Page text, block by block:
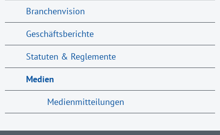
Branchenvision
Geschäftsberichte
Statuten & Reglemente
Medien
Medienmitteilungen